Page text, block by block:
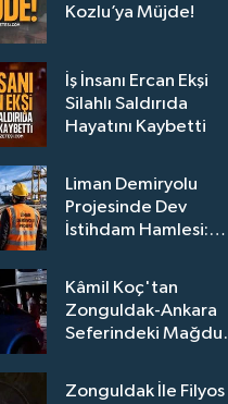
Kozlu’ya Müjde!
İş İnsanı Ercan Ekşi
Silahlı Saldırıda
Hayatını Kaybetti
Liman Demiryolu
Projesinde Dev
İstihdam Hamlesi:
Kâmil Koç'tan
Zonguldak-Ankara
Seferindeki Mağdur
Zonguldak İle Filyos